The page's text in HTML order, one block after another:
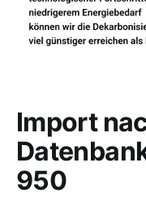
Import
950